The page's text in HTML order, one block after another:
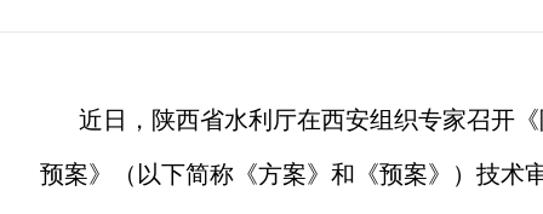
近日，陕西省水利厅在西安组织专家召开
预案》（以下简称《方案》和《预案》）技术